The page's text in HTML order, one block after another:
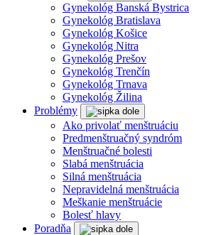
Gynekológ Banská Bystrica
Gynekológ Bratislava
Gynekológ Košice
Gynekológ Nitra
Gynekológ Prešov
Gynekológ Trenčín
Gynekológ Trnava
Gynekológ Žilina
Problémy
Ako privolať menštruáciu
Predmenštruačný syndróm
Menštruačné bolesti
Slabá menštruácia
Silná menštruácia
Nepravidelná menštruácia
Meškanie menštruácie
Bolesť hlavy
Poradňa